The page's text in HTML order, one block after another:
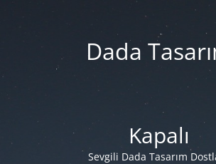
Dada
Kapalı
Sevgili Dada Tasarım